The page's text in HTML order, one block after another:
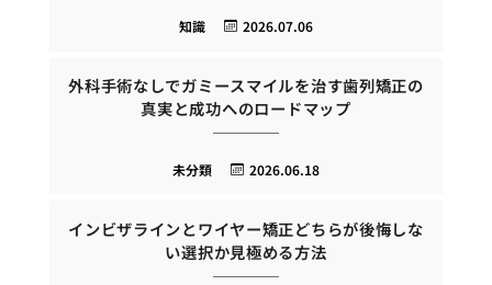
2026.07.06
知識
外科手術なしでガミースマイルを治す歯列矯正の
真実と成功へのロードマップ
2026.06.18
未分類
インビザラインとワイヤー矯正どちらが後悔しな
い選択か見極める方法